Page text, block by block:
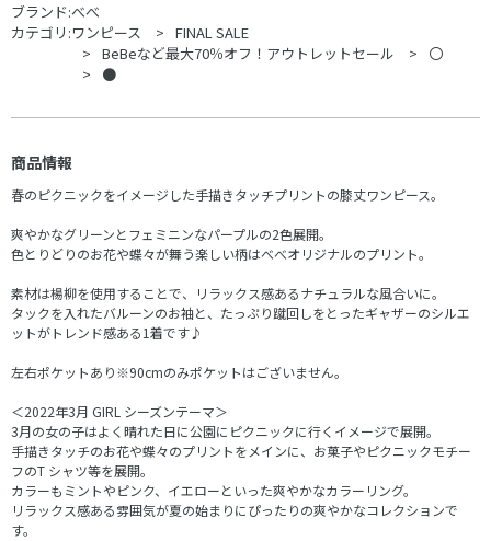
ブランド:べべ
カテゴリ:ワンピース
FINAL SALE
BeBeなど最大70％オフ！アウトレットセール
〇
●
商品情報
春のピクニックをイメージした手描きタッチプリントの膝丈ワンピース。
爽やかなグリーンとフェミニンなパープルの2色展開。
色とりどりのお花や蝶々が舞う楽しい柄はべべオリジナルのプリント。
素材は楊柳を使用することで、リラックス感あるナチュラルな風合いに。
タックを入れたバルーンのお袖と、たっぷり蹴回しをとったギャザーのシルエ
ットがトレンド感ある1着です♪
左右ポケットあり※90cmのみポケットはございません。
＜2022年3月 GIRL シーズンテーマ＞
3月の女の子はよく晴れた日に公園にピクニックに行くイメージで展開。
手描きタッチのお花や蝶々のプリントをメインに、お菓子やピクニックモチー
フのT シャツ等を展開。
カラーもミントやピンク、イエローといった爽やかなカラーリング。
リラックス感ある雰囲気が夏の始まりにぴったりの爽やかなコレクションで
す。